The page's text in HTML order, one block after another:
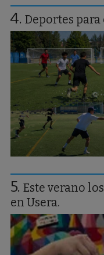
Deportes
Este verano
en Usera.